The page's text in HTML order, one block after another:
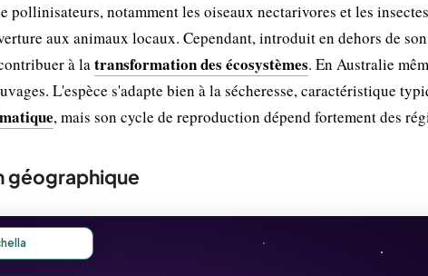
pollinisateurs, notamment les oiseaux nectarivores et les
aux animaux locaux. Cependant, introduit en dehors de
à latransformation des écosystèmes. En Australie
L'espèce s'adapte bien à la sécheresse, caractéristique
, mais son cycle de reproduction dépend fortement des
géographique